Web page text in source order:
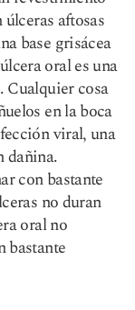
aftosas
base grisácea
oral es una
. Cualquier cosa
en la boca
viral, una
dañina.
con bastante
no duran
oral no
bastante